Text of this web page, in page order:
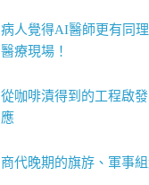
病人覺得AI醫師更有同
醫療現場！
從咖啡漬得到的工程啟
應
商代晚期的旗斿、軍事